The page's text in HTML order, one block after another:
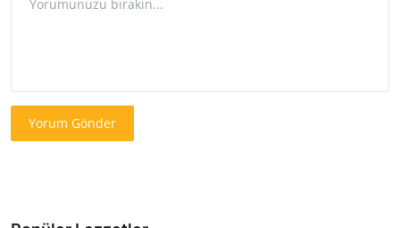
Yorum Gönder